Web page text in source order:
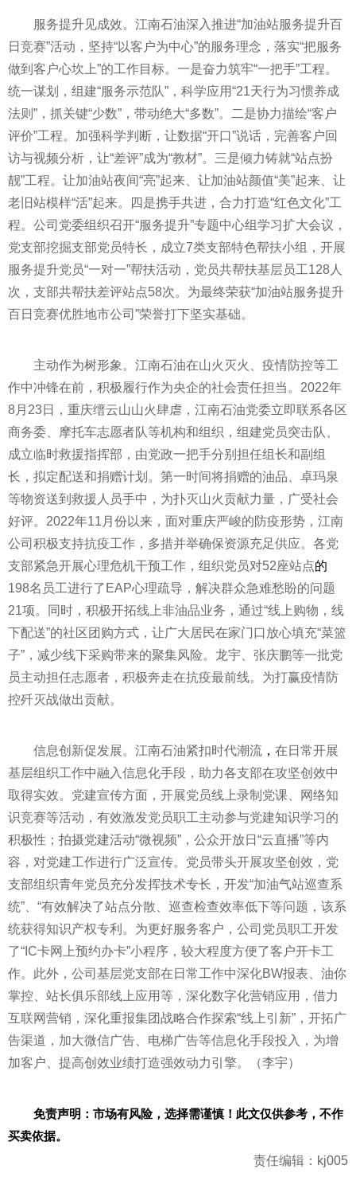
服务提升见成效。江南石油深入推进“加油站服务提升百
日竞赛”活动，坚持“以客户为中心”的服务理念， 落实“把服务
做到客户心坎上”的工作目标。一是奋力筑牢“一把手”工程。
统一谋划，组建“服务示范队”，科学应用“21天行为习惯养成
法则”，抓关键“少数”，带动绝大“多数”。二是协力描绘“客户
评价”工程。加强科学判断，让数据“开口”说话，完善客户回
访与视频分析，让“差评”成为“教材”。三是倾力铸就“站点扮
靓”工程。让加油站夜间“亮”起来、让加油站颜值“美”起来、让
老旧站模样“活”起来。四是携手共进，合力打造“红色文化”工
程。公司党委组织召开“服务提升”专题中心组学习扩大会议，
党支部挖掘支部党员特长，成立7类支部特色帮扶小组，开展
服务提升党员“一对一”帮扶活动，党员共帮扶基层员工128人
次，支部共帮扶差评站点58次。为最终荣获“加油站服务提升
百日竞赛优胜地市公司”荣誉打下坚实基础。
主动作为树形象。江南石油在山火灭火、 疫情防控等工
作中冲锋在前，积极履行作为央企的社会责任担当。2022年
8月23日，重庆缙云山山火肆虐，江南石油党委立即联系各区
商务委、摩托车志愿者队等机构和组织，组建党 员突击队、
成立临时救援指挥部，由党政一把手分别担任组长和副组
长，拟定配送和捐赠计划。第一时间将捐赠的油品、卓玛泉
等物资送到救援人员手中，为扑灭山火贡献力量，广受社会
好评。2022年11月份以来，面对重庆严峻的防疫形势，江南
公司积极支持抗疫工作，多措并举确保资源充足供应。各党
支部紧急开展心理危机干预工作，组织党员对52座站点的
198名员工进行了EAP心理疏导，解决群众急难愁盼的问题
21项。同时，积极开拓线上非油品业务，通过“线上购物，线
下配送”的社区团购方式，让广大居民在家门口放心填充“菜篮
子”，减少线下采购带来的聚集风险。龙宇、张庆鹏等一批党
员主动担任志愿者，积极奔走在抗疫最前线。为打赢疫情防
控歼灭战做出贡献。
信息创新促发展。江南石油紧扣时代潮流 ， 在日常开展
基层组织工作中融入信息化手段，助力各支部在攻坚创效中
取得实效。党建宣传方面，开展党员线上录制党课、网络知
识竞赛等活动，有效激发党员职工主动参与党建知识学习的
积极性 ；拍摄党建活动“微视频”，公众开放日“云直播”等内
容，对党建工作进行广泛宣传。党员带头开展攻坚创效，党
支部组织青年党员充分发挥技术专长，开发“加油气站巡查系
统”、“有效解决了站点分散、巡查检查效率低下等问题，该系
统获得知识产权专利。为更好服务客户，公司党员职工开发
了“IC卡网上预约办卡”小程序，较大程度方便了客户开卡工
作。此外，公司基层党支部在日常工作中深化BW报表、油你
掌控、站长俱乐部线上应用等，深化数字化营销应用，借力
互联网营销，深化重报集团战略合作探索“线上引新”，开拓广
告渠道，加大微信广告、电梯广告等信息化手段投入，为增
加客户、提高创效业绩打造强效动力引擎。（李宇）
免责声明：市场有风险，选择需谨慎！此文仅供参考，不作
买卖依据。
责任编辑：kj005